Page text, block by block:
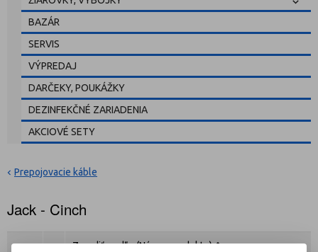
BAZÁR
SERVIS
VÝPREDAJ
DARČEKY, POUKÁŽKY
DEZINFEKČNÉ ZARIADENIA
AKCIOVÉ SETY
Prepojovacie káble
Jack - Cinch
Zoradiť podľa:(Názvu produktu)